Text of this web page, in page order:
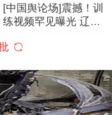
[中国舆论场]震撼！训
练视频罕见曝光 辽宁